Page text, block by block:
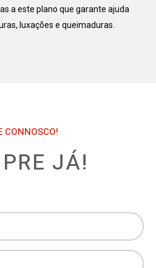
a este plano que garante ajuda
luxações e queimaduras.
CONNOSCO!
JÁ!